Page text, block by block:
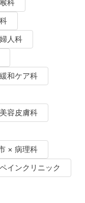
科
人科
和ケア科
容皮膚科
× 病理科
インクリニック